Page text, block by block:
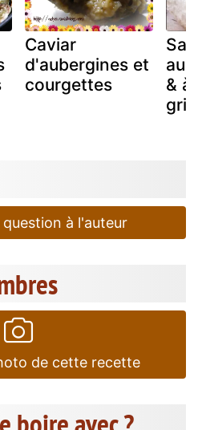
Caviar
d'aubergines et
courgettes
& à
question à l'auteur
de cette recette